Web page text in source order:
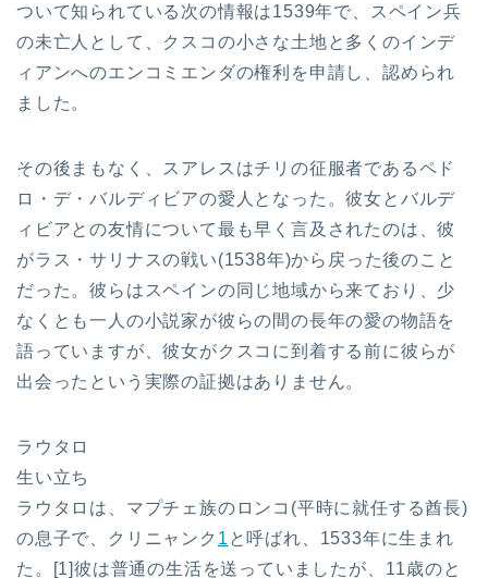
ついて知られている次の情報は1539年で、スペイン兵
の未亡人として、クスコの小さな土地と多くのインデ
ィアンへのエンコミエンダの権利を申請し、認められ
ました。
その後まもなく、スアレスはチリの征服者であるペド
ロ・デ・バルディビアの愛人となった。彼女とバルデ
ィビアとの友情について最も早く言及されたのは、彼
がラス・サリナスの戦い(1538年)から戻った後のこと
だった。彼らはスペインの同じ地域から来ており、少
なくとも一人の小説家が彼らの間の長年の愛の物語を
語っていますが、彼女がクスコに到着する前に彼らが
出会ったという実際の証拠はありません。
ラウタロ
生い立ち
ラウタロは、マプチェ族のロンコ(平時に就任する酋長)
の息子で、クリニャンク 1 と呼ばれ、1533年に生まれ
た。[1]彼は普通の生活を送っていましたが、11歳のと